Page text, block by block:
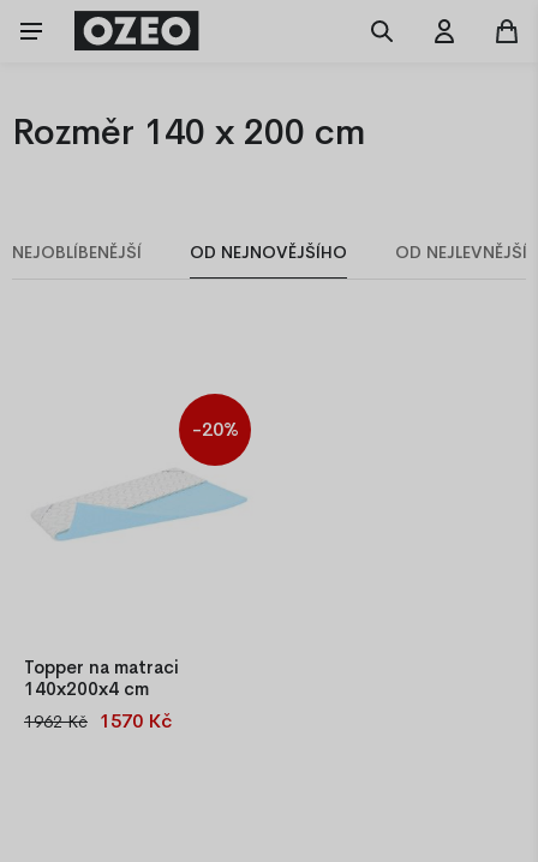
Rozměr 140 x 200 cm
NEJOBLÍBENĚJŠÍ OD NEJNOVĚJŠÍHO OD
-20%
Topper na matraci
140x200x4 cm
Topper na matraci
1962 Kč 1570 Kč